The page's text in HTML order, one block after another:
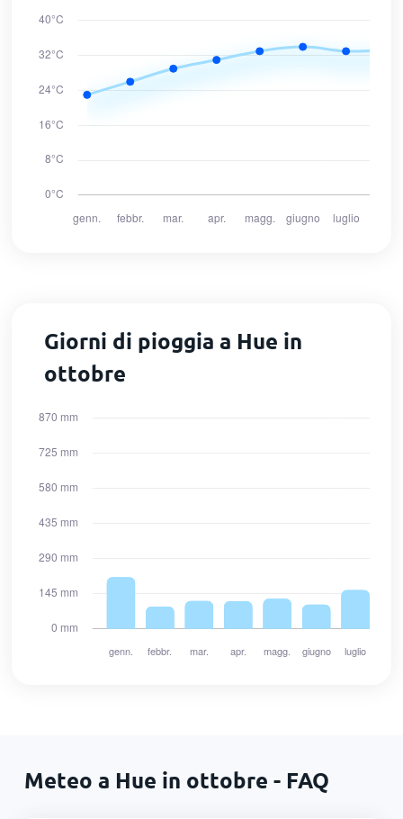
Giorni di pioggia a Hue in
ottobre
Meteo a Hue in ottobre - FAQ